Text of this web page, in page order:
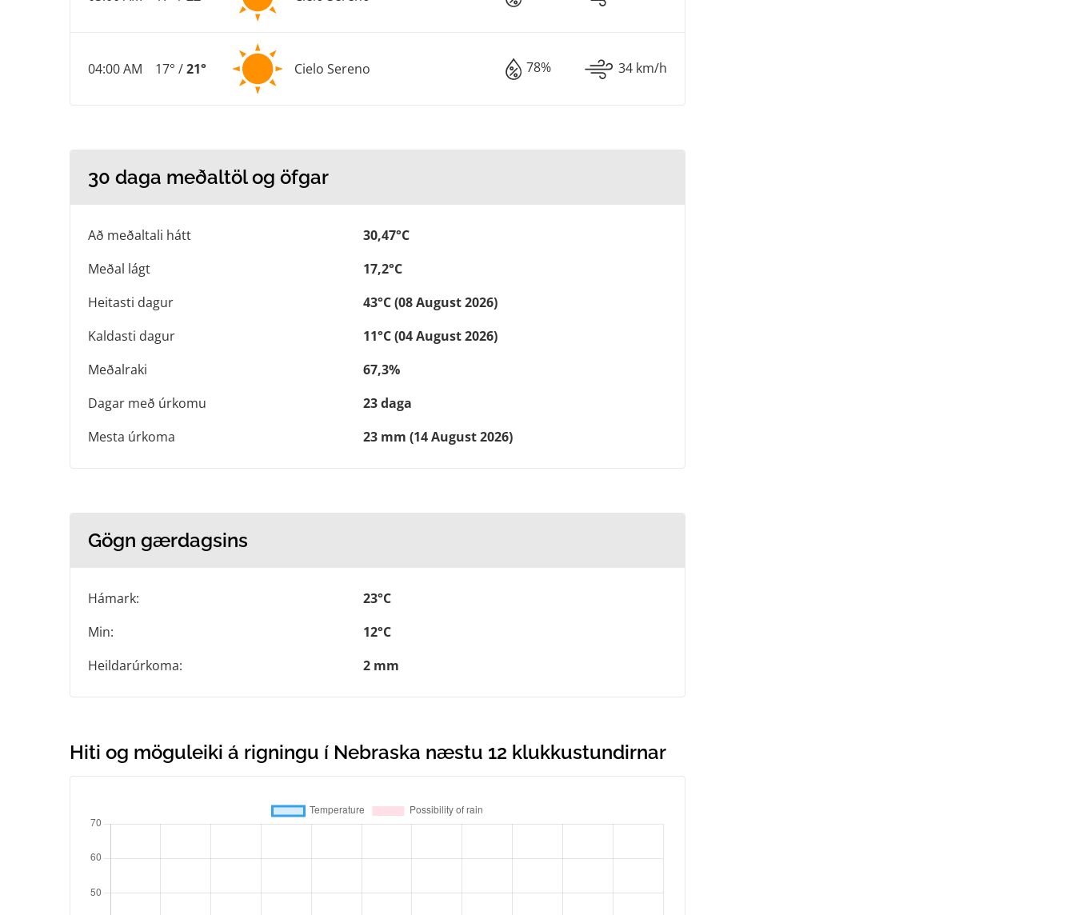
04:00 AM 17° /21° Cielo Sereno 78% 34 km/h
30 daga meðaltöl og öfgar
Að meðaltali hátt
30,47°C
Meðal lágt
17,2°C
Heitasti dagur
43°C (08 August 2026)
Kaldasti dagur
11°C (04 August 2026)
Meðalraki
67,3%
Dagar með úrkomu
23 daga
Mesta úrkoma
23 mm (14 August 2026)
Gögn gærdagsins
Hámark:
23°C
Min:
12°C
Heildarúrkoma:
2 mm
Hiti og möguleiki á rigningu í Nebraska næstu 12 klukkustundirnar